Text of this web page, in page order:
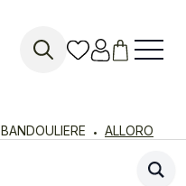
BANDOULIERE ALLORO